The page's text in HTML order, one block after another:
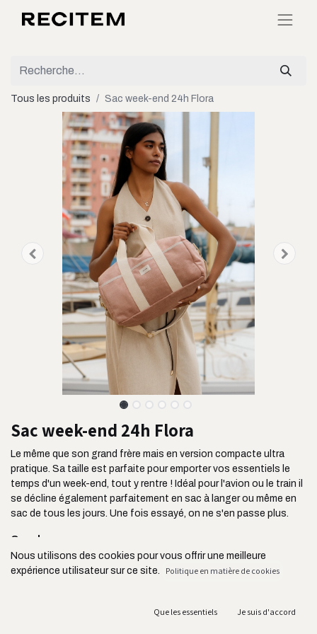
Tous les produits Sac week-end 24h Flora
Sac week-end 24h Flora
Le même que son grand frère mais en version compacte ultra
pratique. Sa taille est parfaite pour emporter vos essentiels le
temps d'un week-end, tout y rentre ! Idéal pour l'avion ou le train il
se décline également parfaitement en sac à langer ou même en
sac de tous les jours. Une fois essayé, on ne s'en passe plus.
On adore :
Ses 3 poches extérieures : idéal pour y ranger ses billets, un
Ses deux grandes poches intérieures
Nous utilisons des cookies pour vous offrir une meilleure
expérience utilisateur sur ce site.
Politique en matière de cookies
Que les essentiels Je suis d'accord